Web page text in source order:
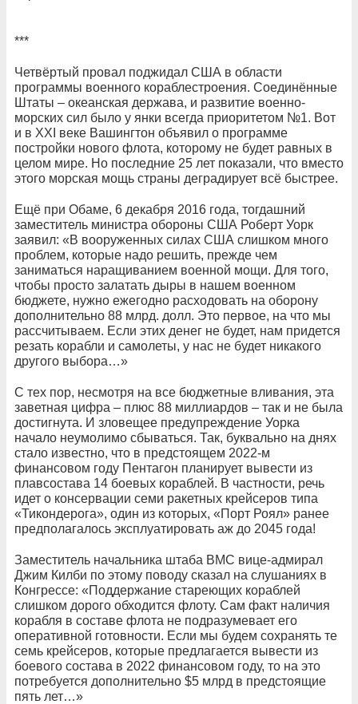
***
Четвёртый провал поджидал США в области
программы военного кораблестроения. Соединённые
Штаты – океанская держава, и развитие военно-
морских сил было у янки всегда приоритетом №1. Вот
и в XXI веке Вашингтон объявил о программе
постройки нового флота, которому не будет равных в
целом мире. Но последние 25 лет показали, что вместо
этого морская мощь страны деградирует всё быстрее.
Ещё при Обаме, 6 декабря 2016 года, тогдашний
заместитель министра обороны США Роберт Уорк
заявил: «В вооруженных силах США слишком много
проблем, которые надо решить, прежде чем
заниматься наращиванием военной мощи. Для того,
чтобы просто залатать дыры в нашем военном
бюджете, нужно ежегодно расходовать на оборону
дополнительно 88 млрд. долл. Это первое, на что мы
рассчитываем. Если этих денег не будет, нам придется
резать корабли и самолеты, у нас не будет никакого
другого выбора…»
С тех пор, несмотря на все бюджетные вливания, эта
заветная цифра – плюс 88 миллиардов – так и не была
достигнута. И зловещее предупреждение Уорка
начало неумолимо сбываться. Так, буквально на днях
стало известно, что в предстоящем 2022-м
финансовом году Пентагон планирует вывести из
плавсостава 14 боевых кораблей. В частности, речь
идет о консервации семи ракетных крейсеров типа
«Тикондерога», один из которых, «Порт Роял» ранее
предполагалось эксплуатировать аж до 2045 года!
Заместитель начальника штаба ВМС вице-адмирал
Джим Килби по этому поводу сказал на слушаниях в
Конгрессе: «Поддержание стареющих кораблей
слишком дорого обходится флоту. Сам факт наличия
корабля в составе флота не подразумевает его
оперативной готовности. Если мы будем сохранять те
семь крейсеров, которые предлагается вывести из
боевого состава в 2022 финансовом году, то на это
потребуется дополнительно $5 млрд в предстоящие
пять лет…»